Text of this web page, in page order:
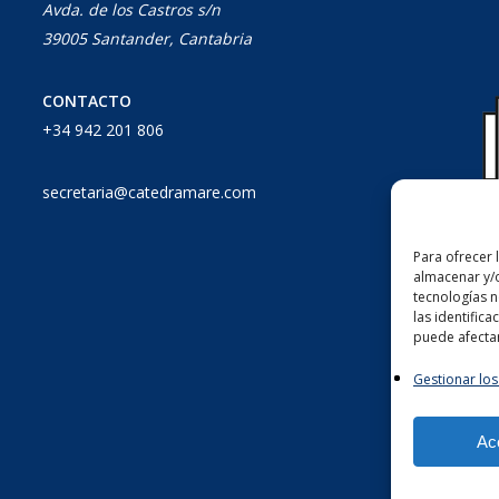
Para ofrecer
almacenar
tecnologías
las
puede
Gestionar
Avda. de los Castros s/n
39005 Santander, Cantabria
CONTACTO
+34 942 201 806
secretaria@catedramare.com